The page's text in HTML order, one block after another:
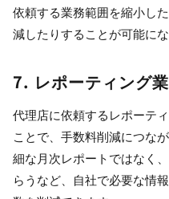
依頼する業務範囲を縮小し
減したりすることが可能にな
7. レポーティング
代理店に依頼するレポーテ
ことで、手数料削減につな
細な月次レポートではなく
らうなど、自社で必要な情